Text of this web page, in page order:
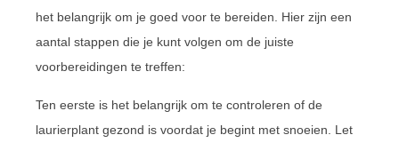
het belangrijk om je goed voor te bereiden. Hier zijn een
aantal stappen die je kunt volgen om de juiste
voorbereidingen te treffen:
Ten eerste is het belangrijk om te controleren of de
laurierplant gezond is voordat je begint met snoeien. Let